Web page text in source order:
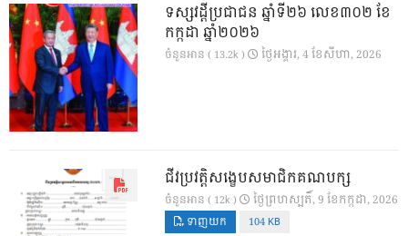
ទស្សវដ្តីប្រជាជន ឆ្នាំទី២៦ លេខ៣០២ ខែ
កក្កដា ឆ្នាំ២០២៦
ចំនួនអាន ( 13.2k ) ថ្ងៃ​អង្គារ, 4 ខែ​សីហា, 2026
ជីវប្រវត្តិសង្ខេបសមាជិកគណបក្ស
ចំនួនអាន ( 12k ) ថ្ងៃ​ព្រហស្បតិ៍, 9 ខែ​កក្កដា, 2026
ទាញយក 104 KB